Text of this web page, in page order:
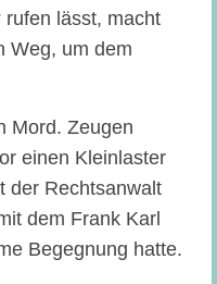
rufen lässt, macht
Weg, um dem
Mord. Zeugen
einen Kleinlaster
der Rechtsanwalt
dem Frank Karl
Begegnung hatte.